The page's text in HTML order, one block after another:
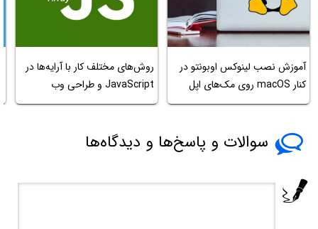
آموزش نصب لینوکس اوبونتو در
کنار macOS‌ روی مک‌های اپل
روش‌های مختلف کار با آرایه‌ها در
JavaScript و طراحی وب
سوالات و پاسخ‌ها و دیدگاه‌ها